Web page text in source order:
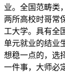
业。全国范畴类
两所高校时哥常
工大学。具有全
单元就业的结业
想稳一点的，选
一件事，大师必